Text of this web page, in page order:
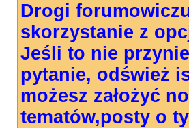
Drogi
skorzystanie z
Jeśli to nie
pytanie, odśwież
możesz założyć
tematów,posty o